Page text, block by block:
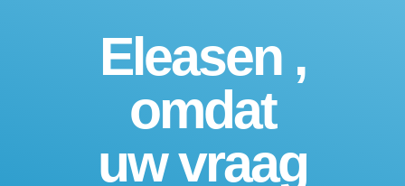
Eleasen ,
omdat
uw vraag